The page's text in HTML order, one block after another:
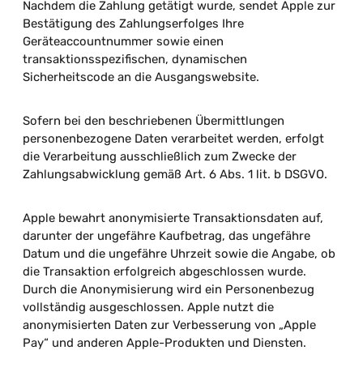
Nachdem die Zahlung getätigt wurde, sendet Apple zur
Bestätigung des Zahlungserfolges Ihre
Geräteaccountnummer sowie einen
transaktionsspezifischen, dynamischen
Sicherheitscode an die Ausgangswebsite.
Sofern bei den beschriebenen Übermittlungen
personenbezogene Daten verarbeitet werden, erfolgt
die Verarbeitung ausschließlich zum Zwecke der
Zahlungsabwicklung gemäß Art. 6 Abs. 1 lit. b DSGVO.
Apple bewahrt anonymisierte Transaktionsdaten auf,
darunter der ungefähre Kaufbetrag, das ungefähre
Datum und die ungefähre Uhrzeit sowie die Angabe, ob
die Transaktion erfolgreich abgeschlossen wurde.
Durch die Anonymisierung wird ein Personenbezug
vollständig ausgeschlossen. Apple nutzt die
anonymisierten Daten zur Verbesserung von „Apple
Pay“ und anderen Apple-Produkten und Diensten.